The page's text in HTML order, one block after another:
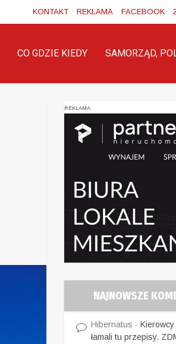
KONTAKT REKLAMA FACEBOOK
CO GDZIE KIEDY SAMORZĄD,
REKLAMA
NAJNOWSZE
Hibernatus -
łamali tu przepisy.